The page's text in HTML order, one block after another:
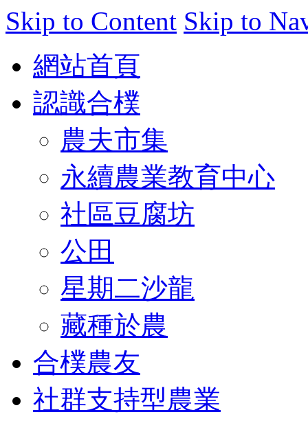
Skip to Content Skip to
網站首頁
認識合樸
農夫市集
永續農業教育中心
社區豆腐坊
公田
星期二沙龍
藏種於農
合樸農友
社群支持型農業